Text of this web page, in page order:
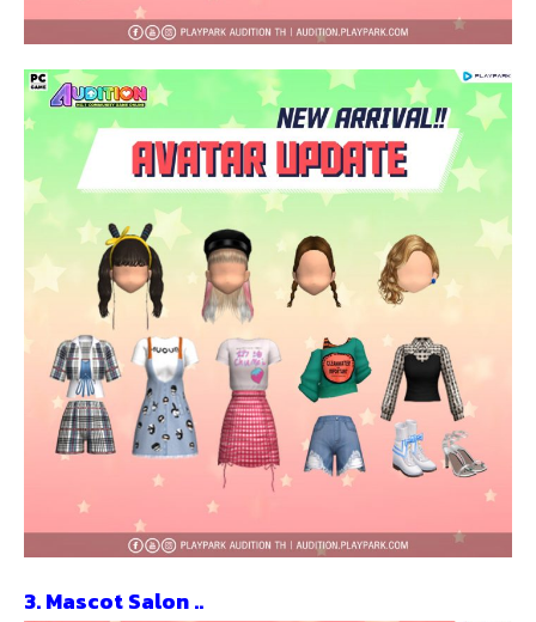
3. Mascot Salon ..